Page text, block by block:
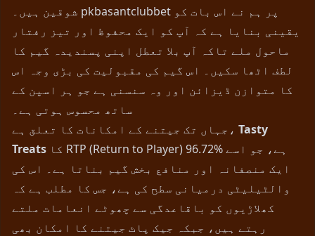
شوقین ہیں۔ pkbasantclubbet پر ہم نے اس بات کو
یقینی بنایا ہے کہ آپ کو ایک محفوظ اور تیز رفتار
ماحول ملے تاکہ آپ بلا تعطل اپنی پسندیدہ گیم کا
لطف اٹھا سکیں۔ اس گیم کی مقبولیت کی بڑی وجہ اس
کا متوازن ڈیزائن اور وہ سنسنی ہے جو ہر اسپن کے
ساتھ محسوس ہوتی ہے۔
جہاں تک جیتنے کے امکانات کا تعلق ہے، Tasty
Treats
ایک منصفانہ اور منافع بخش گیم بناتا ہے۔ اس کی
والٹیلیٹی درمیانی سطح کی ہے، جس کا مطلب ہے کہ
کھلاڑیوں کو باقاعدگی سے چھوٹے انعامات ملتے
رہتے ہیں، جبکہ جیک پاٹ جیتنے کا امکان بھی